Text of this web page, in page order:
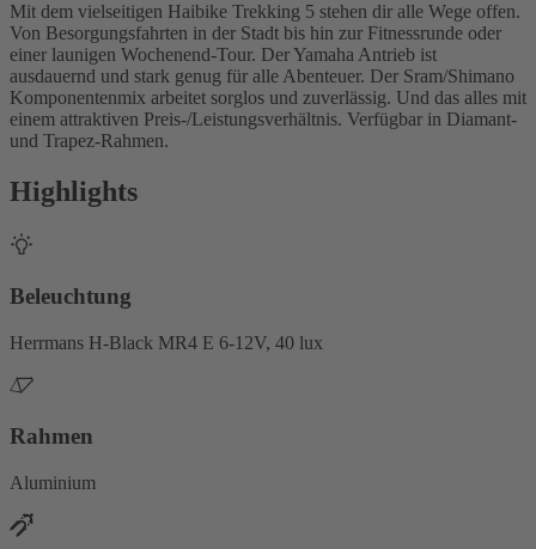
Mit dem vielseitigen Haibike Trekking 5 stehen dir alle Wege offen.
Von Besorgungsfahrten in der Stadt bis hin zur Fitnessrunde oder
einer launigen Wochenend-Tour. Der Yamaha Antrieb ist
ausdauernd und stark genug für alle Abenteuer. Der Sram/Shimano
Komponentenmix arbeitet sorglos und zuverlässig. Und das alles mit
einem attraktiven Preis-/Leistungsverhältnis. Verfügbar in Diamant-
und Trapez-Rahmen.
Highlights
Beleuchtung
Herrmans H-Black MR4 E 6-12V, 40 lux
Rahmen
Aluminium